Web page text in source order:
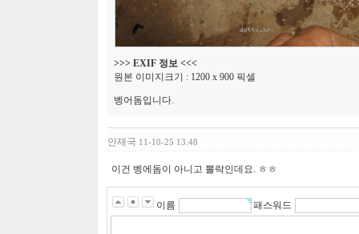
>>> EXIF 정보 <<<
원본 이미지크기 : 1200 x 900 픽셀
벵어돔입니다.
안재국 11-10-25 13:48
이건 벵에돔이 아니고 뽈락인데요. ㅎㅎ
이름 패스워드